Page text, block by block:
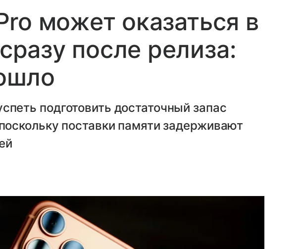
может оказаться в
после релиза:
подготовить достаточный запас
поставки памяти задерживают